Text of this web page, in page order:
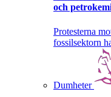
och
Protesterna
fossilsektorn
Dumheter